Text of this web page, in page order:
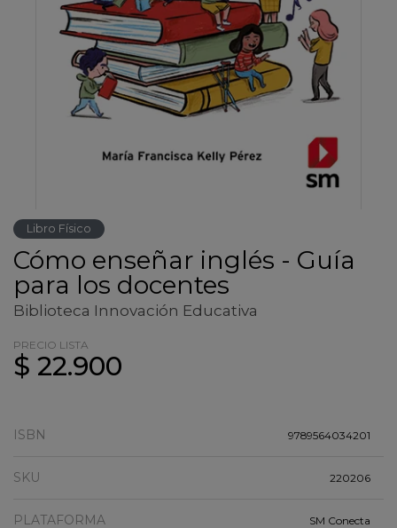
Libro Físico
Cómo enseñar inglés - Guía
para los docentes
Biblioteca Innovación Educativa
PRECIO LISTA
$ 22.900
ISBN 9789564034201
SKU 220206
PLATAFORMA SM Conecta